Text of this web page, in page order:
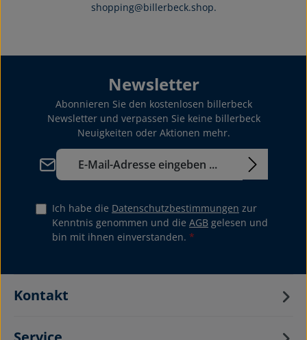
shopping@billerbeck.shop.
Newsletter
Abonnieren Sie den kostenlosen billerbeck
Newsletter und verpassen Sie keine billerbeck
Neuigkeiten oder Aktionen mehr.
E-Mail-Adresse*
Ich habe die Datenschutzbestimmungen zur
Kenntnis genommen und die AGB gelesen und
bin mit ihnen einverstanden. *
Kontakt